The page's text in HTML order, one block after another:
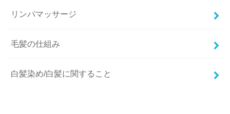
リンパマッサージ
毛髪の仕組み
白髪染め/白髪に関すること